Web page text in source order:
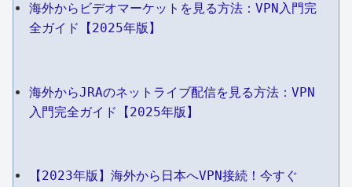
海外からビデオマーケットを見る方法：VPN入門完
全ガイド【2025年版】
海外からJRAのネットライブ配信を見る方法：VPN
入門完全ガイド【2025年版】
【2023年版】海外から日本へVPN接続！今すぐ